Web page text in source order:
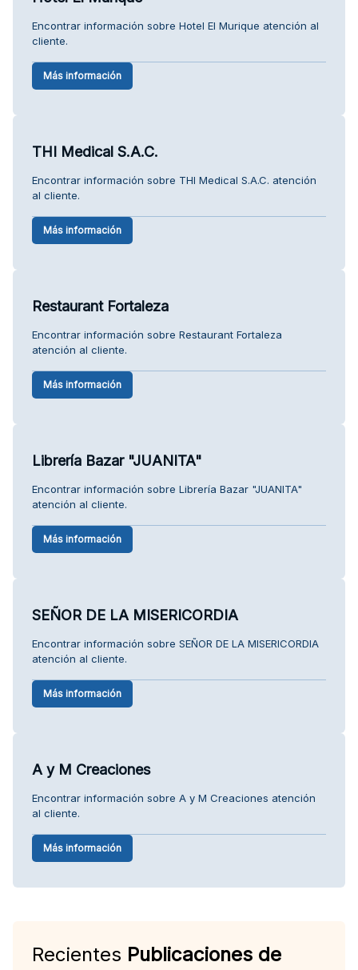
Encontrar información sobre Hotel El Murique atención al
cliente.
Más información
THI Medical S.A.C.
Encontrar información sobre THI Medical S.A.C. atención
al cliente.
Más información
Restaurant Fortaleza
Encontrar información sobre Restaurant Fortaleza
atención al cliente.
Más información
Librería Bazar "JUANITA"
Encontrar información sobre Librería Bazar "JUANITA"
atención al cliente.
Más información
SEÑOR DE LA MISERICORDIA
Encontrar información sobre SEÑOR DE LA MISERICORDIA
atención al cliente.
Más información
A y M Creaciones
Encontrar información sobre A y M Creaciones atención
al cliente.
Más información
Recientes Publicaciones de